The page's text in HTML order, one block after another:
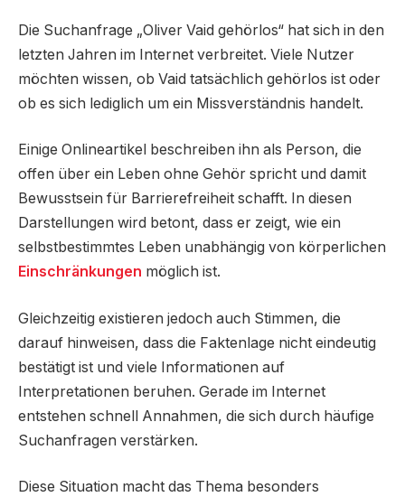
Die Suchanfrage „Oliver Vaid gehörlos“ hat sich in den
letzten Jahren im Internet verbreitet. Viele Nutzer
möchten wissen, ob Vaid tatsächlich gehörlos ist oder
ob es sich lediglich um ein Missverständnis handelt.
Einige Onlineartikel beschreiben ihn als Person, die
offen über ein Leben ohne Gehör spricht und damit
Bewusstsein für Barrierefreiheit schafft. In diesen
Darstellungen wird betont, dass er zeigt, wie ein
selbstbestimmtes Leben unabhängig von körperlichen
Einschränkungen möglich ist.
Gleichzeitig existieren jedoch auch Stimmen, die
darauf hinweisen, dass die Faktenlage nicht eindeutig
bestätigt ist und viele Informationen auf
Interpretationen beruhen. Gerade im Internet
entstehen schnell Annahmen, die sich durch häufige
Suchanfragen verstärken.
Diese Situation macht das Thema besonders